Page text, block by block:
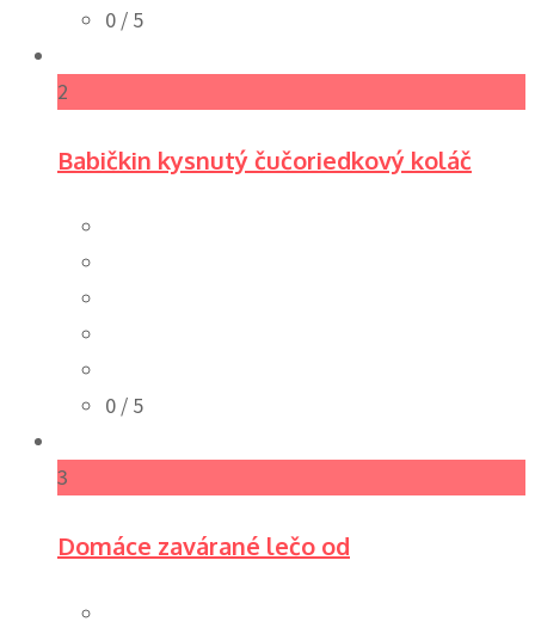
0 / 5
2
Babičkin kysnutý čučoriedkový koláč
0 / 5
3
Domáce zavárané lečo od